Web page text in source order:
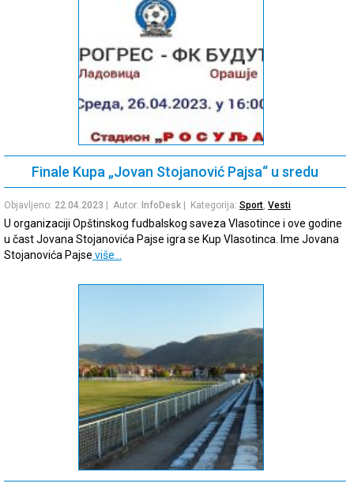
Finale Kupa „Jovan Stojanović Pajsa“ u sredu
Objavljeno: 22.04.2023 | Autor: InfoDesk | Kategorija: Sport, Vesti
U organizaciji Opštinskog fudbalskog saveza Vlasotince i ove godine
u čast Jovana Stojanovića Pajse igra se Kup Vlasotinca. Ime Jovana
Stojanovića Pajse više…